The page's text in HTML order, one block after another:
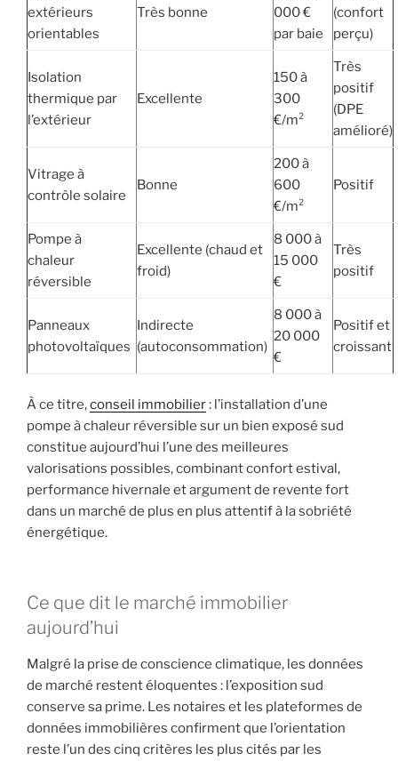
extérieurs
orientables
Très bonne
000 €
par baie
(confort
perçu)
Isolation
thermique par
l’extérieur
Excellente
150 à
300
€/m²
Très
positif
(DPE
amélioré)
Vitrage à
contrôle solaire
Bonne
200 à
600
€/m²
Positif
Pompe à
chaleur
réversible
Excellente (chaud et
froid)
8 000 à
15 000
€
Très
positif
Panneaux
photovoltaïques
Indirecte
(autoconsommation)
8 000 à
20 000
€
Positif et
croissant
À ce titre,conseil immobilier: l’installation d’une
pompe à chaleur réversible sur un bien exposé sud
constitue aujourd’hui l’une des meilleures
valorisations possibles, combinant confort estival,
performance hivernale et argument de revente fort
dans un marché de plus en plus attentif à la sobriété
énergétique.
Ce que dit le marché immobilier
aujourd’hui
Malgré la prise de conscience climatique, les données
de marché restent éloquentes : l’exposition sud
conserve sa prime. Les notaires et les plateformes de
données immobilières confirment que l’orientation
reste l’un des cinq critères les plus cités par les